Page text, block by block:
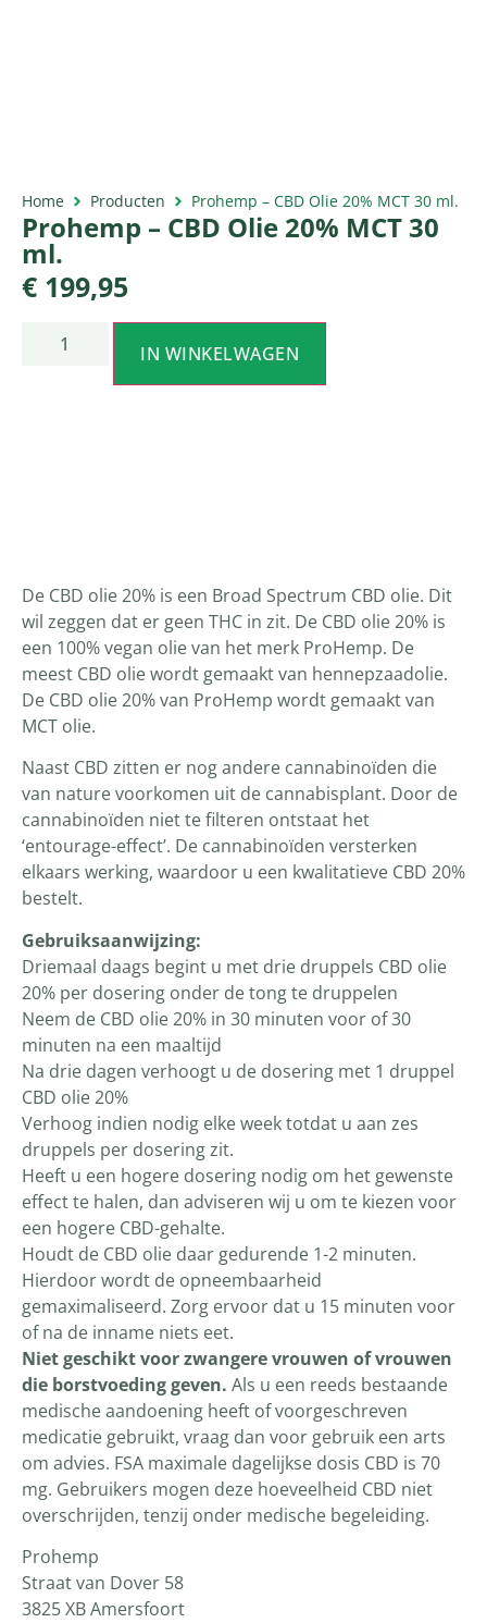
Home Producten Prohemp – CBD Olie 20% MCT 30 ml.
Prohemp – CBD Olie 20% MCT 30
ml.
€ 199,95
IN WINKELWAGEN
De CBD olie 20% is een Broad Spectrum CBD olie. Dit
wil zeggen dat er geen THC in zit. De CBD olie 20% is
een 100% vegan olie van het merk ProHemp. De
meest CBD olie wordt gemaakt van hennepzaadolie.
De CBD olie 20% van ProHemp wordt gemaakt van
MCT olie.
Naast CBD zitten er nog andere cannabinoïden die
van nature voorkomen uit de cannabisplant. Door de
cannabinoïden niet te filteren ontstaat het
‘entourage-effect’. De cannabinoïden versterken
elkaars werking, waardoor u een kwalitatieve CBD 20%
bestelt.
Gebruiksaanwijzing:
Driemaal daags begint u met drie druppels CBD olie
20% per dosering onder de tong te druppelen
Neem de CBD olie 20% in 30 minuten voor of 30
minuten na een maaltijd
Na drie dagen verhoogt u de dosering met 1 druppel
CBD olie 20%
Verhoog indien nodig elke week totdat u aan zes
druppels per dosering zit.
Heeft u een hogere dosering nodig om het gewenste
effect te halen, dan adviseren wij u om te kiezen voor
een hogere CBD-gehalte.
Houdt de CBD olie daar gedurende 1-2 minuten.
Hierdoor wordt de opneembaarheid
gemaximaliseerd. Zorg ervoor dat u 15 minuten voor
of na de inname niets eet.
Niet geschikt voor zwangere vrouwen of vrouwen
die borstvoeding geven. Als u een reeds bestaande
medische aandoening heeft of voorgeschreven
medicatie gebruikt, vraag dan voor gebruik een arts
om advies. FSA maximale dagelijkse dosis CBD is 70
mg. Gebruikers mogen deze hoeveelheid CBD niet
overschrijden, tenzij onder medische begeleiding.
Prohemp
Straat van Dover 58
3825 XB Amersfoort